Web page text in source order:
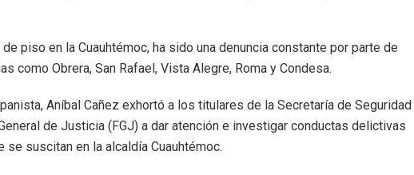
piso en la Cuauhtémoc, ha sido una denuncia constante por parte de
como Obrera, San Rafael, Vista Alegre, Roma y Condesa.
Aníbal Cañez exhortó a los titulares de la Secretaría de Seguridad
de Justicia (FGJ) a dar atención e investigar conductas delictivas
suscitan en la alcaldía Cuauhtémoc.